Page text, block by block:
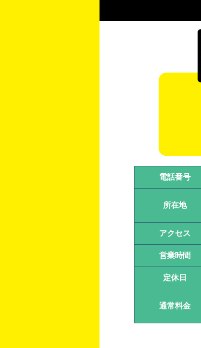
電話番号
所在地
アクセス
営業時間
定休日
通常料金